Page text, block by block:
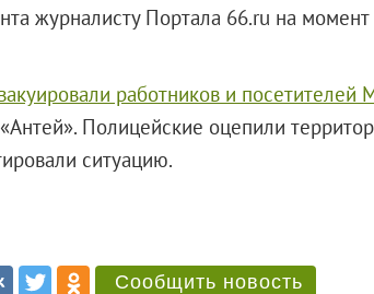
журналисту Портала 66.ru на момент
работников и
Полицейские оцепили
ситуацию.
Сообщить новость